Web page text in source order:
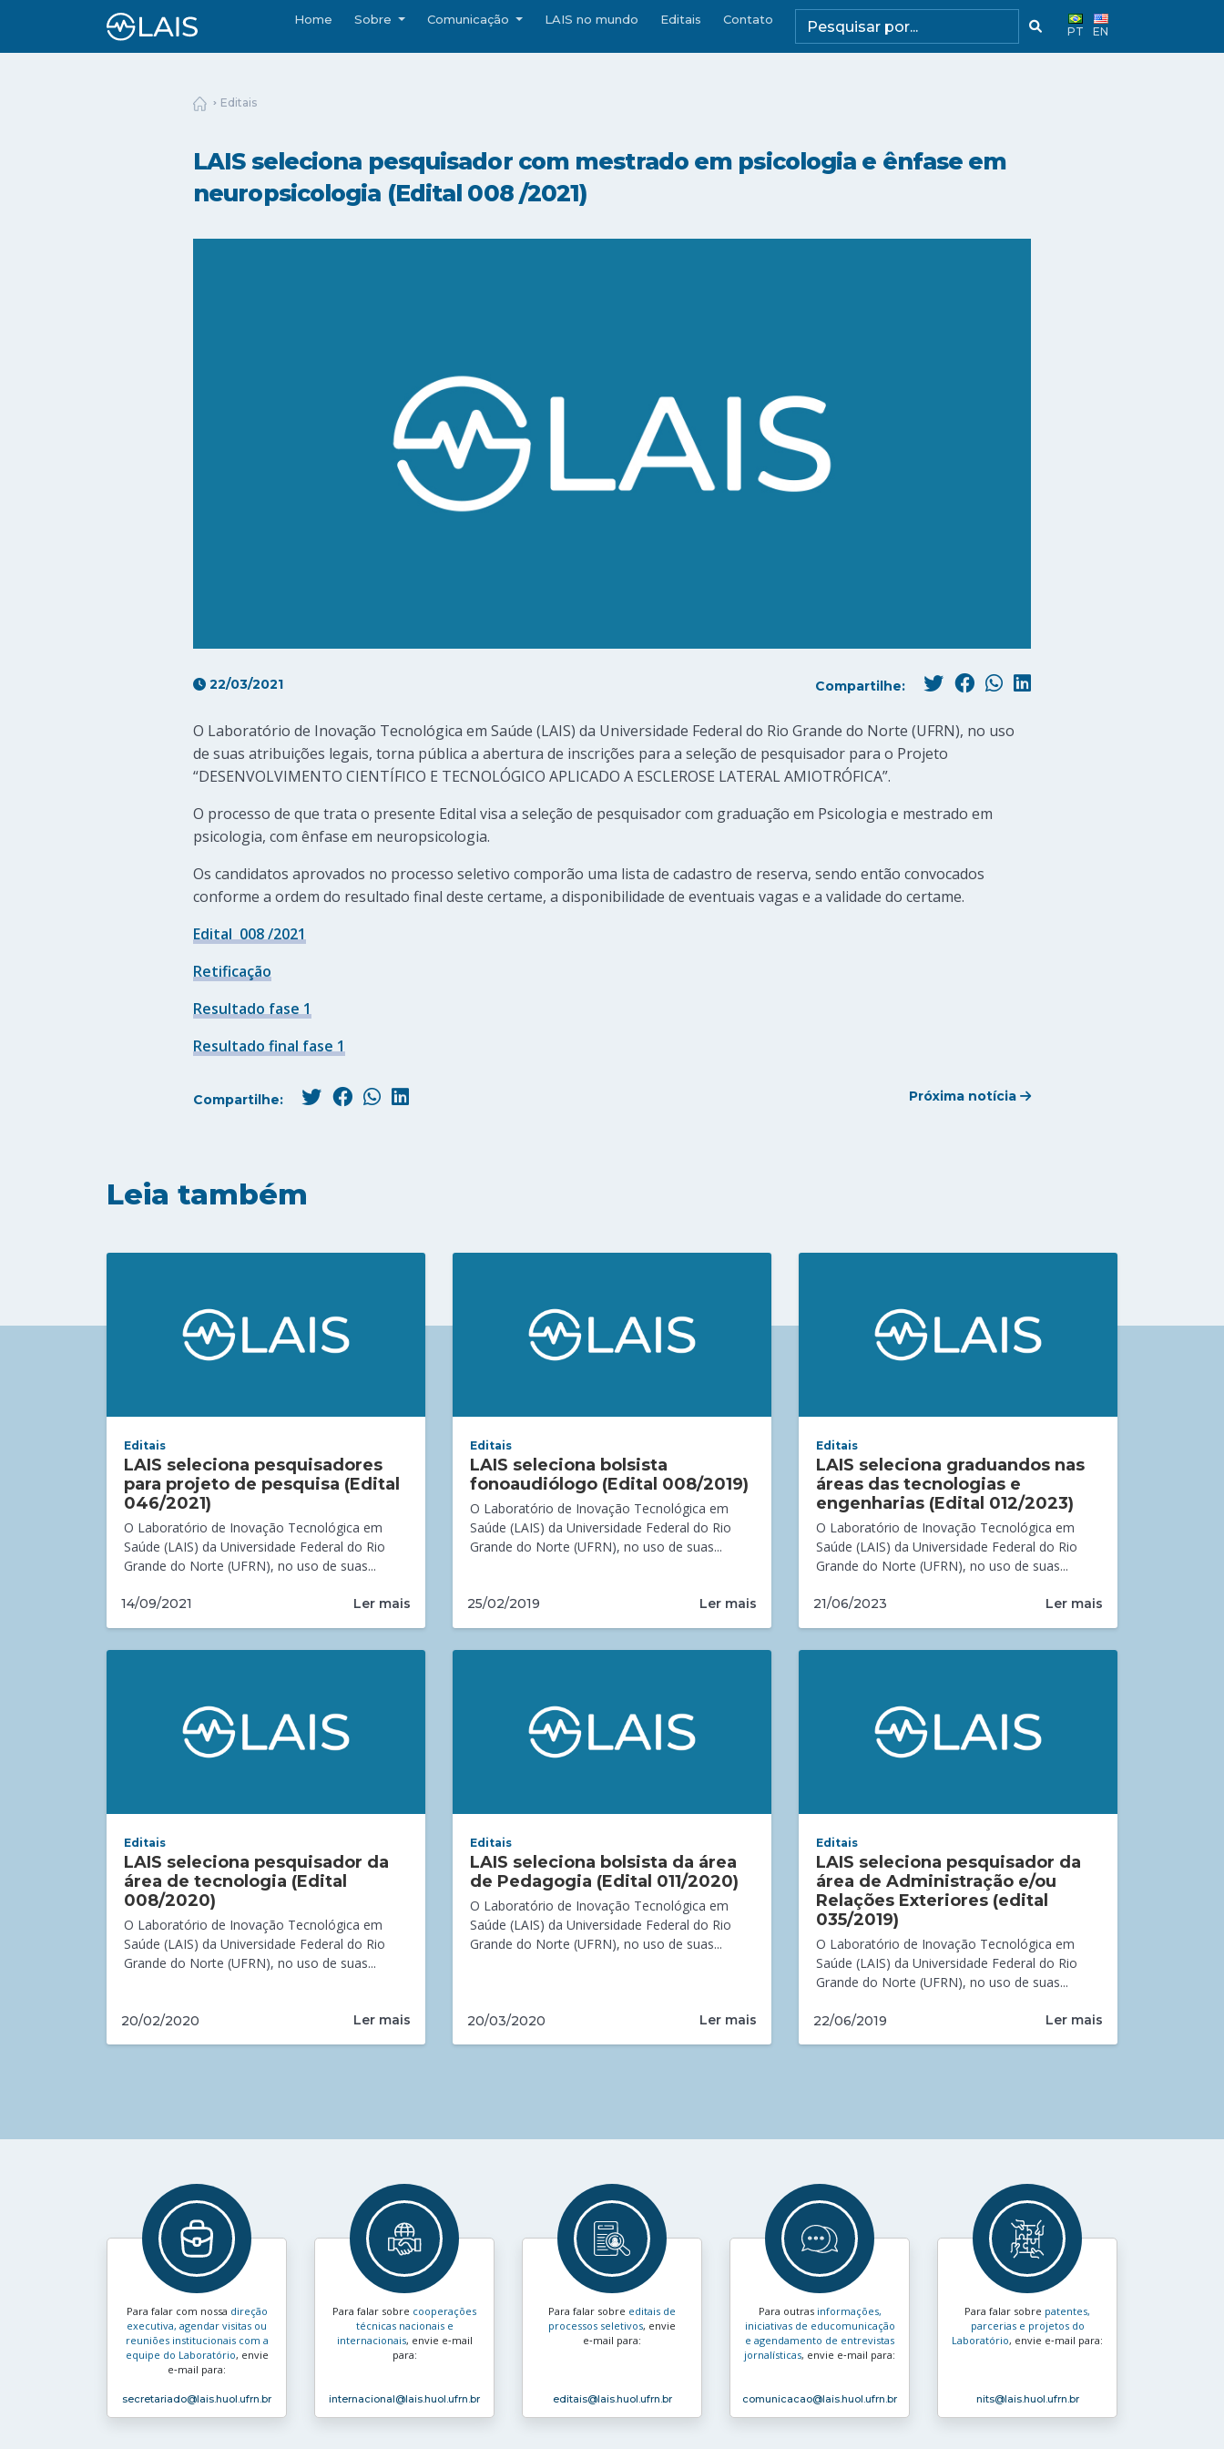
Home Sobre Comunicação LAIS no mundo Editais Contato
PT EN
Editais
LAIS seleciona pesquisador com mestrado em psicologia e ênfase em
neuropsicologia (Edital 008 /2021)
22/03/2021 Compartilhe:
O Laboratório de Inovação Tecnológica em Saúde (LAIS) da Universidade Federal do Rio Grande do Norte (UFRN), no uso
de suas atribuições legais, torna pública a abertura de inscrições para a seleção de pesquisador para o Projeto
“DESENVOLVIMENTO CIENTÍFICO E TECNOLÓGICO APLICADO A ESCLEROSE LATERAL AMIOTRÓFICA”.
O processo de que trata o presente Edital visa a seleção de pesquisador com graduação em Psicologia e mestrado em
psicologia, com ênfase em neuropsicologia.
Os candidatos aprovados no processo seletivo comporão uma lista de cadastro de reserva, sendo então convocados
conforme a ordem do resultado final deste certame, a disponibilidade de eventuais vagas e a validade do certame.
Edital 008 /2021
Retificação
Resultado fase 1
Resultado final fase 1
Compartilhe: Próxima notícia
Leia também
Editais
LAIS seleciona pesquisadores
para projeto de pesquisa (Edital
046/2021)
O Laboratório de Inovação Tecnológica em
Saúde (LAIS) da Universidade Federal do Rio
Grande do Norte (UFRN), no uso de suas...
14/09/2021 Ler mais
Editais
LAIS seleciona bolsista
fonoaudiólogo (Edital 008/2019)
O Laboratório de Inovação Tecnológica em
Saúde (LAIS) da Universidade Federal do Rio
Grande do Norte (UFRN), no uso de suas...
25/02/2019 Ler mais
Editais
LAIS seleciona graduandos nas
áreas das tecnologias e
engenharias (Edital 012/2023)
O Laboratório de Inovação Tecnológica em
Saúde (LAIS) da Universidade Federal do Rio
Grande do Norte (UFRN), no uso de suas...
21/06/2023 Ler mais
Editais
LAIS seleciona pesquisador da
área de tecnologia (Edital
008/2020)
O Laboratório de Inovação Tecnológica em
Saúde (LAIS) da Universidade Federal do Rio
Grande do Norte (UFRN), no uso de suas...
20/02/2020 Ler mais
Editais
LAIS seleciona bolsista da área
de Pedagogia (Edital 011/2020)
O Laboratório de Inovação Tecnológica em
Saúde (LAIS) da Universidade Federal do Rio
Grande do Norte (UFRN), no uso de suas...
20/03/2020 Ler mais
Editais
LAIS seleciona pesquisador da
área de Administração e/ou
Relações Exteriores (edital
035/2019)
O Laboratório de Inovação Tecnológica em
Saúde (LAIS) da Universidade Federal do Rio
Grande do Norte (UFRN), no uso de suas...
22/06/2019 Ler mais
Para falar com nossa direção
executiva, agendar visitas ou
reuniões institucionais com a
equipe do Laboratório, envie
e‑mail para:
secretariado@lais.huol.ufrn.br
Para falar sobre cooperações
técnicas nacionais e
internacionais, envie e‑mail
para:
internacional@lais.huol.ufrn.br
Para falar sobre editais de
processos seletivos, envie
e‑mail para:
editais@lais.huol.ufrn.br
Para outras informações,
iniciativas de educomunicação
e agendamento de entrevistas
jornalísticas, envie e‑mail para:
comunicacao@lais.huol.ufrn.br
Para falar sobre patentes,
parcerias e projetos do
Laboratório, envie e‑mail para:
nits@lais.huol.ufrn.br